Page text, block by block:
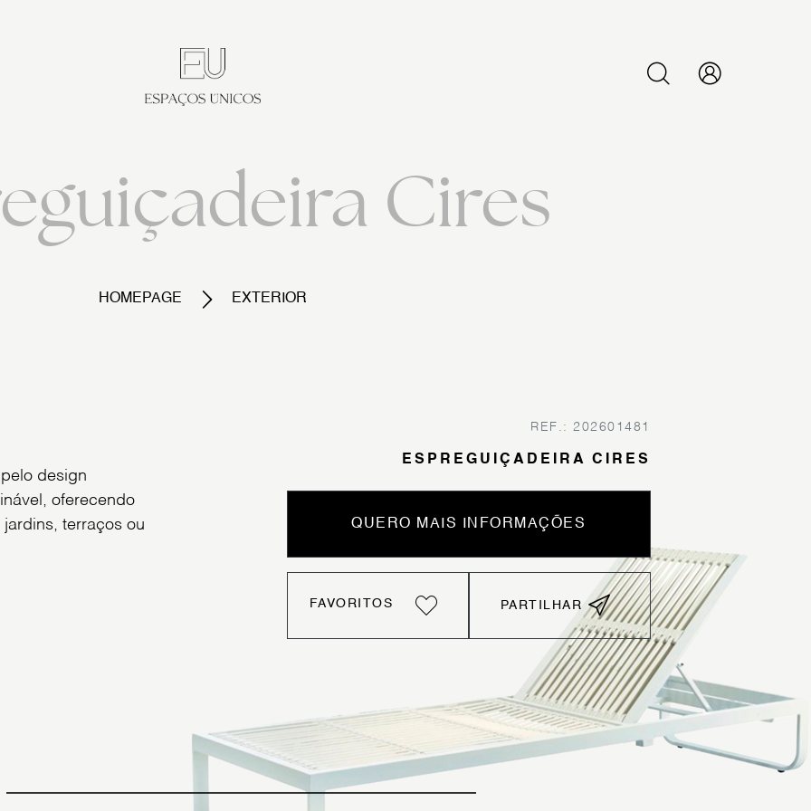
Cires
HOMEPAGE EXTERIOR
design
oferecendo
terraços ou
REF.: 202601481
ESPREGUIÇADEIRA CIRES
QUERO MAIS INFORMAÇÕES
FAVORITOS PARTILHAR